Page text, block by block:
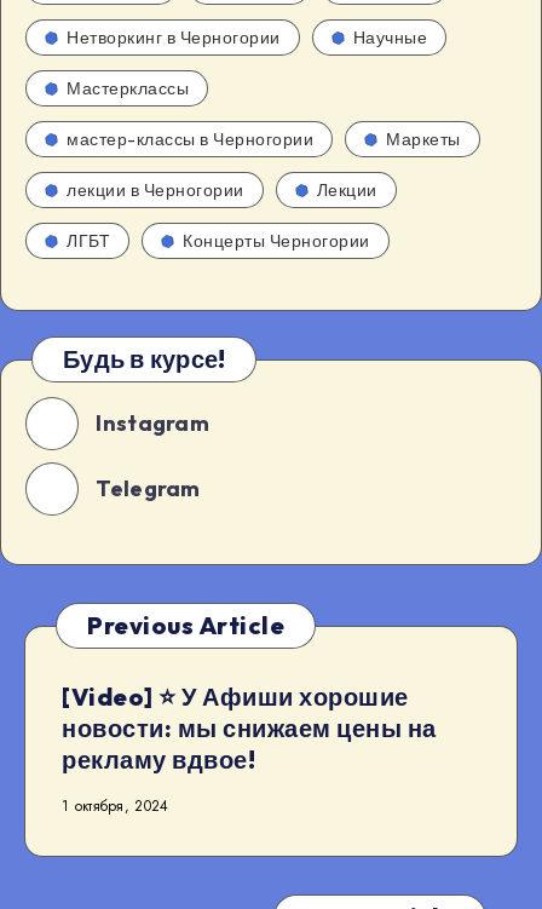
Нетворкинг в Черногории Научные
Мастерклассы
мастер-классы в Черногории Маркеты
лекции в Черногории Лекции
ЛГБТ Концерты Черногории
Будь в курсе!
Instagram
Telegram
Previous Article
[Video] ⭐️ У Афиши хорошие
новости: мы снижаем цены на
рекламу вдвое!
1 октября, 2024